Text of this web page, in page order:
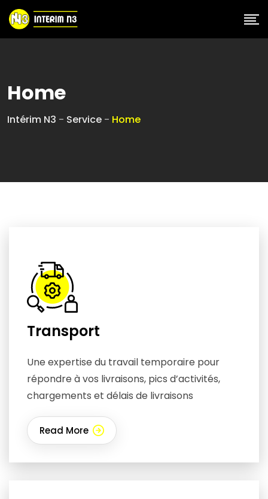
Skip
to
content
Home
Intérim N3 - Service - Home
Transport
Une expertise du travail temporaire pour
répondre à vos livraisons, pics d’activités,
chargements et délais de livraisons
Read More